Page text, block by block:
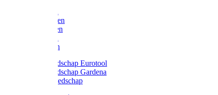
Gazonharken
Asfaltharken
Hooiharken
Handgereedschap Eurotool
Handgereedschap Gardena
Kindergereedschap